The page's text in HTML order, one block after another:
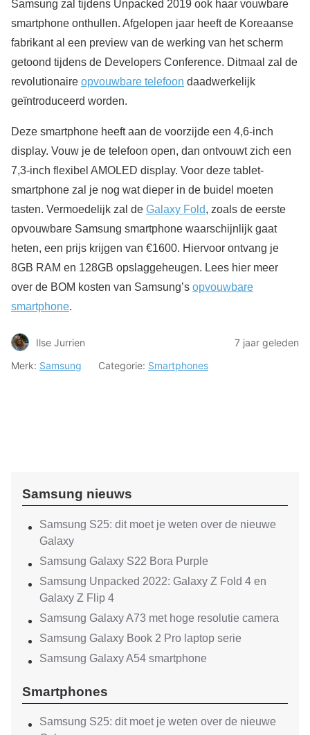
Samsung zal tijdens Unpacked 2019 ook haar vouwbare
smartphone onthullen. Afgelopen jaar heeft de Koreaanse
fabrikant al een preview van de werking van het scherm
getoond tijdens de Developers Conference. Ditmaal zal de
revolutionaire opvouwbare telefoon daadwerkelijk
geïntroduceerd worden.
Deze smartphone heeft aan de voorzijde een 4,6-inch
display. Vouw je de telefoon open, dan ontvouwt zich een
7,3-inch flexibel AMOLED display. Voor deze tablet-
smartphone zal je nog wat dieper in de buidel moeten
tasten. Vermoedelijk zal de Galaxy Fold, zoals de eerste
opvouwbare Samsung smartphone waarschijnlijk gaat
heten, een prijs krijgen van €1600. Hiervoor ontvang je
8GB RAM en 128GB opslaggeheugen. Lees hier meer
over de BOM kosten van Samsung’s opvouwbare
smartphone.
Ilse Jurrien
7 jaar geleden
Merk: Samsung Categorie: Smartphones
Samsung nieuws
Samsung S25: dit moet je weten over de nieuwe
Galaxy
Samsung Galaxy S22 Bora Purple
Samsung Unpacked 2022: Galaxy Z Fold 4 en
Galaxy Z Flip 4
Samsung Galaxy A73 met hoge resolutie camera
Samsung Galaxy Book 2 Pro laptop serie
Samsung Galaxy A54 smartphone
Smartphones
Samsung S25: dit moet je weten over de nieuwe